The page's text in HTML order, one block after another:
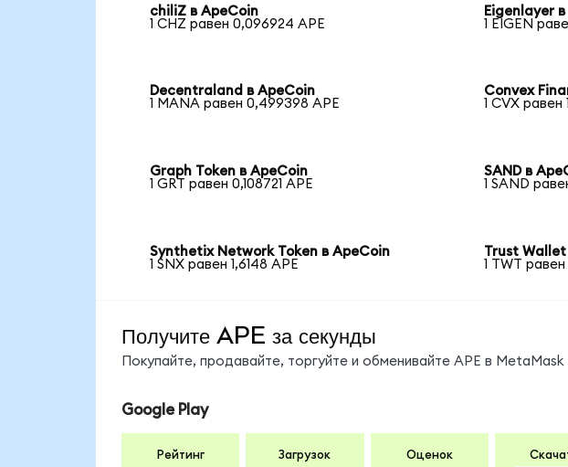
chiliZ в ApeCoin
1 CHZ равен 0,096924 APE
Eigenlayer
1 EIGEN
Decentraland в ApeCoin
1 MANA равен 0,499398 APE
Convex
1 CVX равен
Graph Token в ApeCoin
1 GRT равен 0,108721 APE
SAND в
1 SAND
Synthetix Network Token в ApeCoin
1 SNX равен 1,6148 APE
Trust Wallet
1 TWT
Получите APE за секунды
Покупайте, продавайте, торгуйте и обменивайте APE в
Google Play
Рейтинг Загрузок Оценок